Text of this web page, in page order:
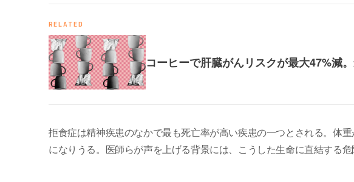
RELATED
コーヒーで肝臓がんリスクが最大47%減
拒食症は精神疾患のなかで最も死亡率が高い疾患の一つとされる。体
になりうる。医師らが声を上げる背景には、こうした生命に直結する危